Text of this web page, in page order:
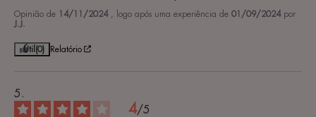
Opinião de 14/11/2024 , logo após uma experiência de 01/09/2024 por
Útil (0) Relatório
4/5